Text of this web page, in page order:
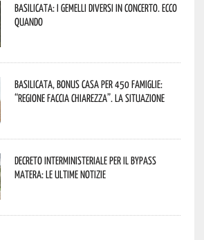
Basilicata: i Gemelli DiVersi in concerto. Ecco
quando
Basilicata, Bonus casa per 450 famiglie:
“Regione faccia chiarezza”. La situazione
Decreto interministeriale per il Bypass
Matera: le ultime notizie